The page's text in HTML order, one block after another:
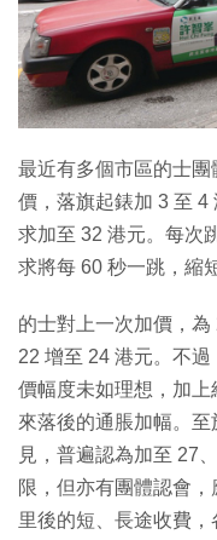
最近有多個市區的士
價，落旗起錶加 3 至 4
求加至 32 港元。每次
求將每 60 秒一跳，縮
的士對上一次加價，
22 增至 24 港元。不
價幅度未如理想，加
來落後的通脹加幅。
見，普遍認為加至 27
限，但亦有團體認會
里後的短、長途收費